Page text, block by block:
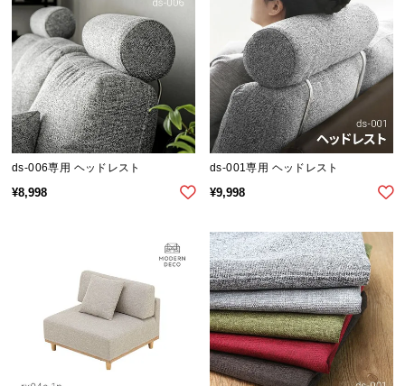
ョ
ピ
グ
ガ
イ
ド
お
て
配
ds-006専用 ヘッドレスト
¥8,998
ds-001専用 ヘッドレスト
¥9,998